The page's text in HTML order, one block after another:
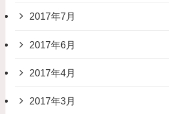
2017年7月
2017年6月
2017年4月
2017年3月